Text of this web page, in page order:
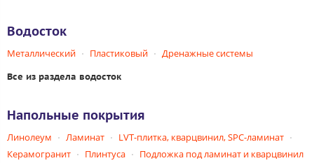
Водосток
Металлический Пластиковый Дренажные системы
Все из раздела водосток
Напольные покрытия
Линолеум Ламинат
LVT-плитка, кварцвинил, SPC-ламинат
Керамогранит
Плинтуса
Подложка под ламинат и кварцвинил